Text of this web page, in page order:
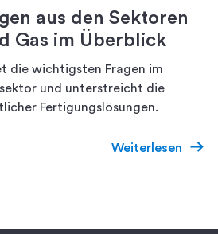
aus den Sektoren
Gas im Überblick
die wichtigsten Fragen im
und unterstreicht die
Fertigungslösungen.
Weiterlesen